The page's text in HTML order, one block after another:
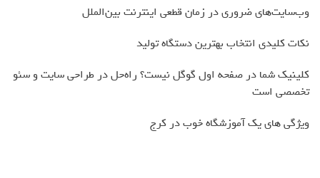
وب‌سایت‌های ضروری در زمان قطعی اینترنت بین‌الملل
نکات کلیدی انتخاب بهترین دستگاه تولید
کلینیک شما در صفحه اول گوگل نیست؟ راه‌حل در طراحی سایت و سئو
تخصصی است
ویژگی های یک آموزشگاه خوب در کرج